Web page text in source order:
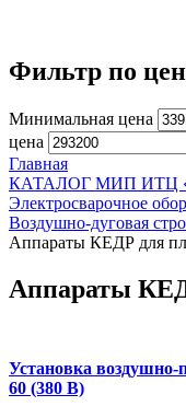
Фильтр по
Минимальная цена
цена
Главная
КАТАЛОГ МИП ИТЦ
Электросварочное
Воздушно-дуговая
Аппараты КЕДР для
Аппараты
Установка
60 (380 В)